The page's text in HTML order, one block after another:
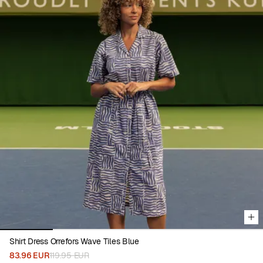
Viewing image 1 of 5
Shirt Dress Orrefors Wave Tiles Blue
83.96 EUR119.95 EUR